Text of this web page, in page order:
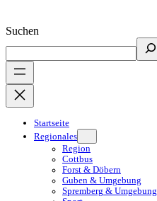
Suchen
Startseite
Regionales
Region
Cottbus
Forst & Döbern
Guben & Umgebung
Spremberg & Umgebung